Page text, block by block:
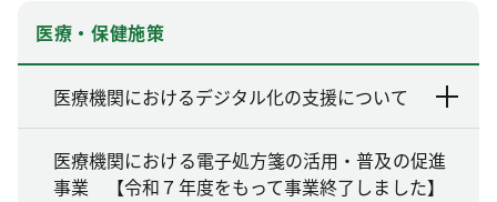
医療・保健施策
医療機関におけるデジタル化の支援について
医療機関における電子処方箋の活用・普及の促進
事業 【令和７年度をもって事業終了しました】